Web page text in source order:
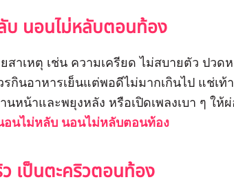
บ นอนไม่หลับตอนท้อง
สาเหตุ เช่น ความเครียด ไม่สบายตัว ปวด
กินอาหารเย็นแต่พอดีไม่มากเกินไป แช่เท้
นหน้าและพยุงหลัง หรือเปิดเพลงเบา ๆ ให้
นไม่หลับ นอนไม่หลับตอนท้อง
เป็นตะคริวตอนท้อง